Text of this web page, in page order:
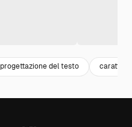
progettazione del testo